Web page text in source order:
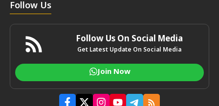
Follow Us
Follow Us On Social Media
Get Latest Update On Social Media
Join Now